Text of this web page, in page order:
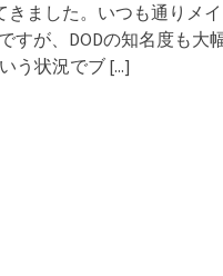
きました。いつも通りメイ
すが、DODの知名度も大
う状況でブ[...]